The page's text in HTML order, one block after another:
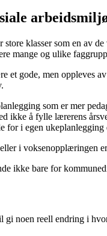
klasser som en av
mange og ulike
gode, men oppleves
som er mer
ikke å fylle lærerens
for i egen ukeplanlegging
i voksenopplæringen
ikke bare for
gi noen reell endring i